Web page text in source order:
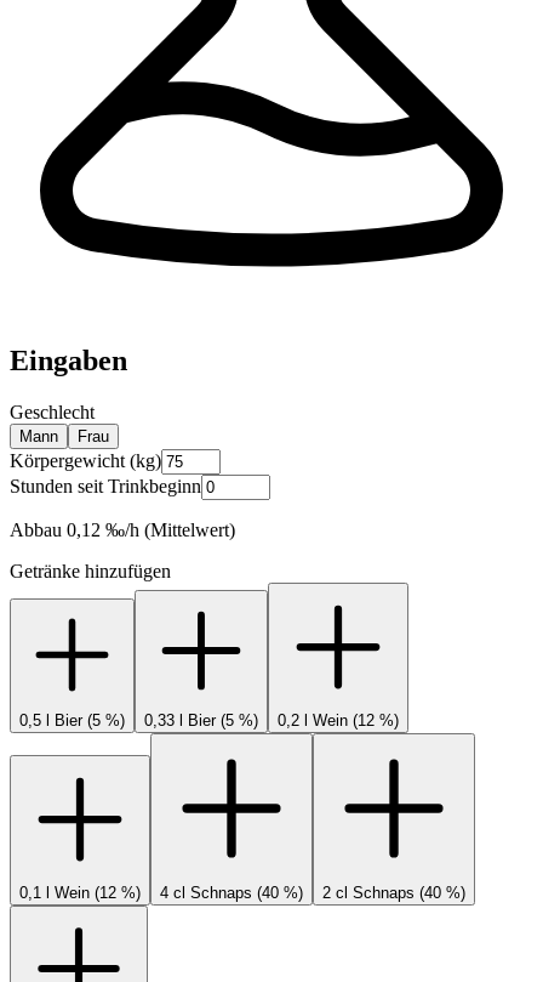
Eingaben
Geschlecht
Mann Frau
Körpergewicht (kg)
Stunden seit Trinkbeginn
Abbau 0,12 ‰/h (Mittelwert)
Getränke hinzufügen
0,5 l Bier (5 %) 0,33 l Bier (5 %) 0,2 l Wein (12 %)
0,1 l Wein (12 %) 4 cl Schnaps (40 %) 2 cl Schnaps (40 %)